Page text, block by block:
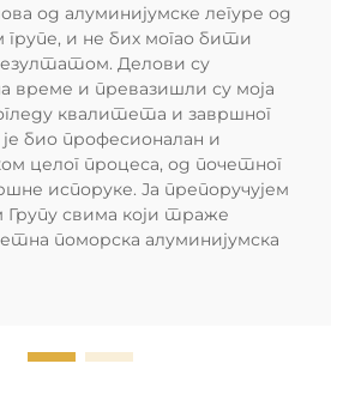
од алуминијумске легуре од
групе, и не бих могао бити
Делови су
време и превазишли су моја
квалитета и завршног
био професионалан и
целог процеса, од почетног
испоруке. Ја препоручујем
Групу свима који траже
поморска алуминијумска